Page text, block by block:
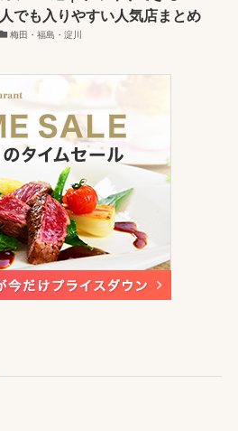
人でも入りやすい人気店まとめ
梅田・福島・淀川